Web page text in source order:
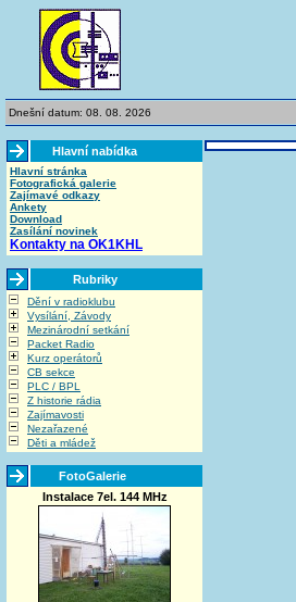
Dnešní datum: 08. 08. 2026
Hlavní nabídka
Hlavní stránka
Fotografická galerie
Zajímavé odkazy
Ankety
Download
Zasílání novinek
Kontakty na OK1KHL
Rubriky
Dění v radioklubu
Vysílání, Závody
Mezinárodní setkání
Packet Radio
Kurz operátorů
CB sekce
PLC / BPL
Z historie rádia
Zajímavosti
Nezařazené
Děti a mládež
FotoGalerie
Instalace 7el. 144 MHz